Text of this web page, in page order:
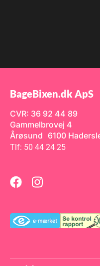
BageBixen.dk ApS
CVR: 36 92 44 89
Gammelbrovej 4
Årøsund 6100
Tlf: 50 44 24 25